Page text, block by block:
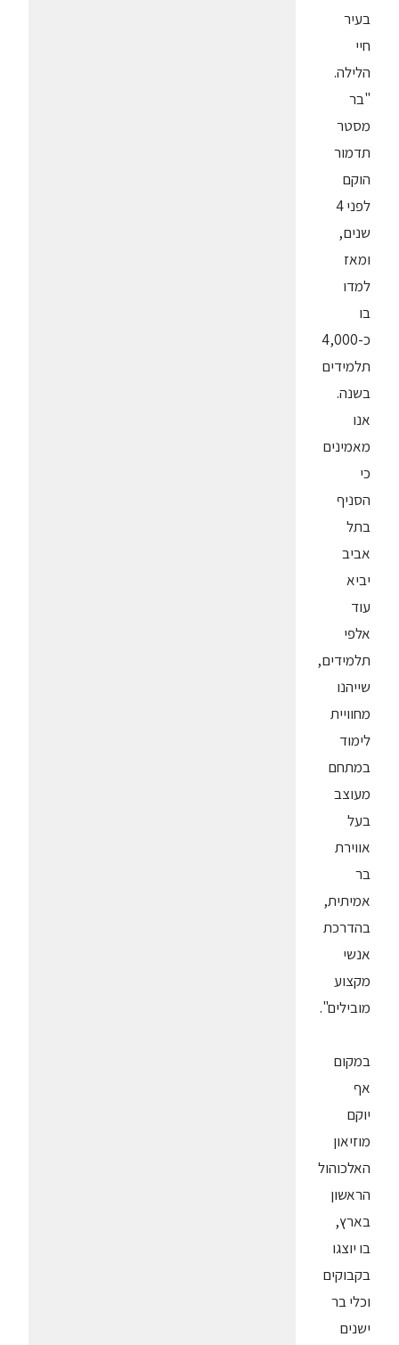
בעיר
חיי
הלילה.
"בר
מסטר
תדמור
הוקם
לפני 4
שנים,
ומאז
למדו
בו
כ-4,000
תלמידים
בשנה.
אנו
מאמינים
כי
הסניף
בתל
אביב
יביא
עוד
אלפי
תלמידים,
שייהנו
מחוויית
לימוד
במתחם
מעוצב
בעל
אווירת
בר
אמיתית,
בהדרכת
אנשי
מקצוע
מובילים".
במקום
אף
יוקם
מוזיאון
האלכוהול
הראשון
בארץ,
בו יוצגו
בקבוקים
וכלי בר
ישנים